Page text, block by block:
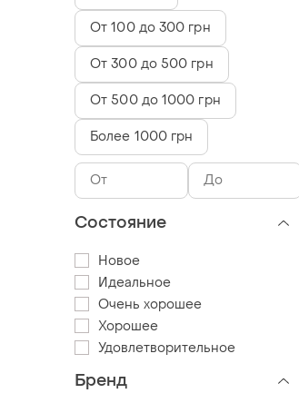
От 100 до 300 грн
От 300 до 500 грн
От 500 до 1000 грн
Более 1000 грн
Состояние
Новое
Идеальное
Очень хорошее
Хорошее
Удовлетворительное
Бренд